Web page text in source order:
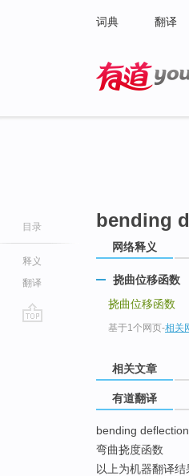
词典 翻译
目录
释义
翻译
bending
网络释义
挠曲位移函数
挠曲位移函数
基于1个网页-相关
相关文章
有道翻译
bending
弯曲挠度函数
以上为机器翻译